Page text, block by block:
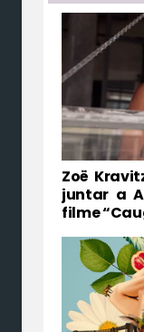
Zoë
juntar a
filme